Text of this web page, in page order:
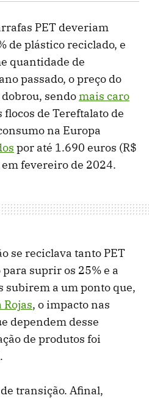
PET deveriam
de plástico reciclado, e
quantidade de
passado, o preço do
sendomais caro
flocos de Tereftalato de
na Europa
por até 1.690 euros (R$
fevereiro de 2024.
se reciclava tanto PET
suprir os 25% e a
subirem a um ponto que,
, o impacto nas
dependem desse
de produtos foi
transição. Afinal,